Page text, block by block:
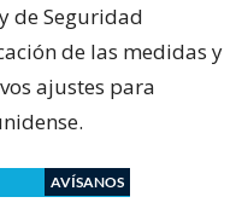
de Seguridad
de las medidas y
ajustes para
AVÍSANOS